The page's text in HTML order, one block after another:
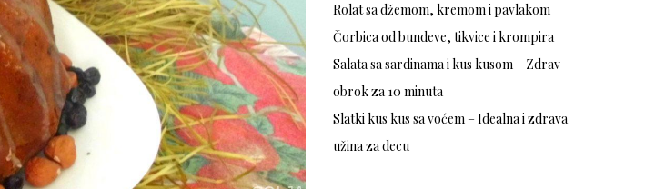
Rolat sa džemom, kremom i pavlakom
Čorbica od bundeve, tikvice i krompira
Salata sa sardinama i kus kusom – Zdrav
obrok za 10 minuta
Slatki kus kus sa voćem – Idealna i zdrava
užina za decu